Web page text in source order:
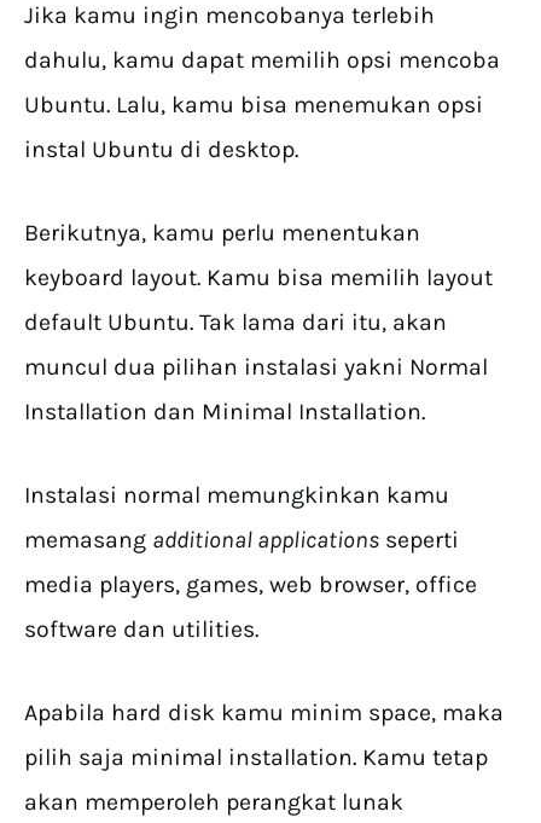
Jika kamu ingin mencobanya terlebih
dahulu, kamu dapat memilih opsi mencoba
Ubuntu. Lalu, kamu bisa menemukan opsi
instal Ubuntu di desktop.
Berikutnya, kamu perlu menentukan
keyboard layout. Kamu bisa memilih layout
default Ubuntu. Tak lama dari itu, akan
muncul dua pilihan instalasi yakni Normal
Installation dan Minimal Installation.
Instalasi normal memungkinkan kamu
memasang additional applications seperti
media players, games, web browser, office
software dan utilities.
Apabila hard disk kamu minim space, maka
pilih saja minimal installation. Kamu tetap
akan memperoleh perangkat lunak